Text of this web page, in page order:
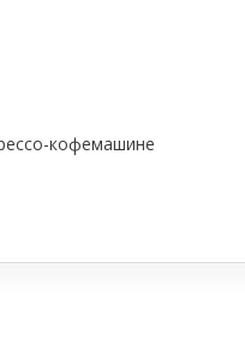
кофемашине